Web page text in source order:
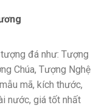
đá như: Tượng
Chúa, Tượng Nghệ
mã, kích thước,
nước, giá tốt nhất